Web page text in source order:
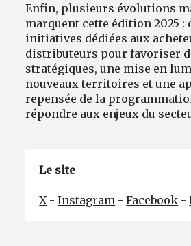
Enfin, plusieurs évolutions
marquent cette édition 2025 :
initiatives dédiées aux
distributeurs pour favoriser
stratégiques, une mise en
nouveaux territoires et une
repensée de la
répondre aux enjeux du
Le site
X -Instagram -Facebook -